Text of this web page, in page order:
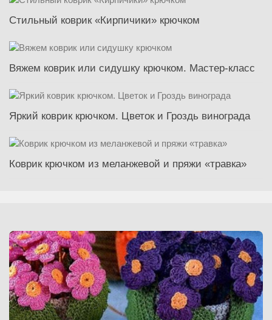
Стильный коврик «Кирпичики» крючком
Вяжем коврик или сидушку крючком. Мастер-класс
Яркий коврик крючком. Цветок и Гроздь винограда
Коврик крючком из меланжевой и пряжи «травка»